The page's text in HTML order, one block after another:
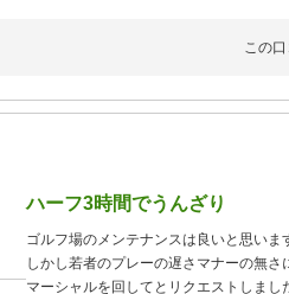
この
ハーフ3時間でうんざり
ゴルフ場のメンテナンスは良いと思いま
しかし若者のプレーの遅さマナーの無
マーシャルを回してとリクエストしま